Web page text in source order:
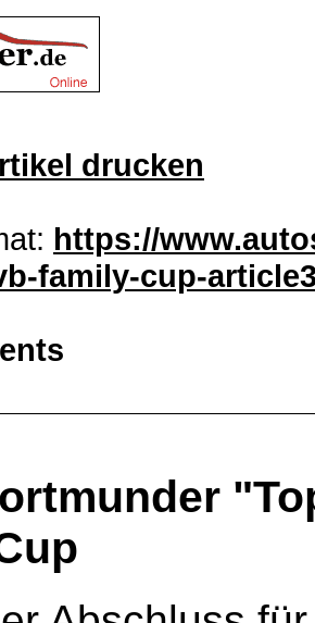
drucken
https://
family-cup-